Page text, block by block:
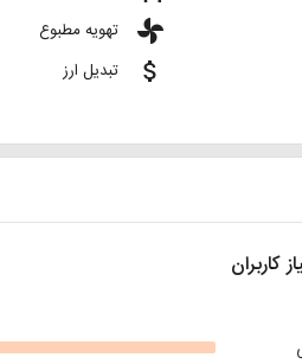
toys تهویه مطبوع
attach_money تبدیل ارز
کاربران